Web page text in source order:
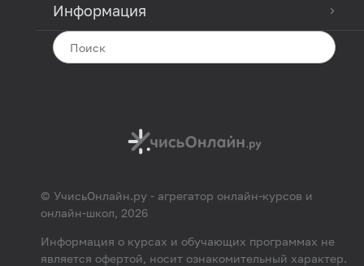
Информация
© УчисьОнлайн.ру - агрегатор онлайн-курсов и
онлайн-школ, 2026
Информация о курсах и обучающих программах не
является офертой, носит ознакомительный характер.